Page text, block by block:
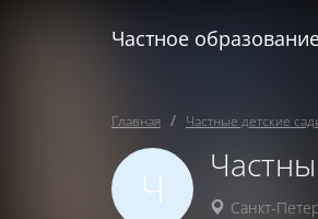
Частное
Главная Частные детские
Ч Санкт-